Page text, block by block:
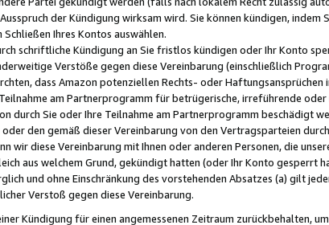
der Kündigung wirksam wird. Sie können kündigen, indem
Ihres Kontos auswählen.
schriftliche Kündigung an Sie fristlos kündigen oder Ihr Konto
Verstöße gegen diese Vereinbarung (einschließlich
dass Amazon potenziellen Rechts- oder Haftungsansprüchen
am Partnerprogramm für betrügerische, irreführende
durch Sie oder Ihre Teilnahme am Partnerprogramm beschädigt
den gemäß dieser Vereinbarung von den Vertragsparteien
diese Vereinbarung mit Ihnen oder anderen Personen, die
aus welchem Grund, gekündigt hatten (oder Ihr Konto gesperrt
und ohne Einschränkung des vorstehenden Absatzes (a) gilt
Verstoß gegen diese Vereinbarung.
Kündigung für einen angemessenen Zeitraum zurückbehalten,